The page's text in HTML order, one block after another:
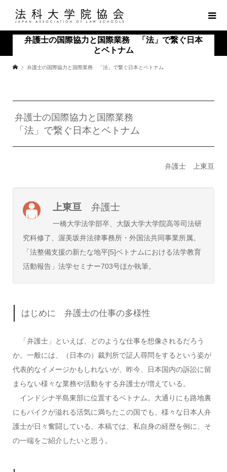
弁護士の国際協力と国際業務 「法」で繋ぐ日本
とベトナム
弁護士の国際協力と国際業務 「法」で繋ぐ日本とベトナム
弁護士の国際協力と国際業務
「法」で繋ぐ日本とベトナム
弁護士 上東亘
上東亘 弁護士
一橋大学法学部卒、大阪大学大学院高等司法研
究科修了、渥美坂井法律事務所・外国法共同事業所属。
「法整備支援の新たな地平[5]ベトナムにおける法学教育
活動報告」法学セミナー703号ほか執筆。
はじめに 弁護士の仕事の多様性
「弁護士」といえば、どのような仕事を想像されるだろう
か。一般には、（日本の）裁判所で証人尋問をするという姿が
代表的なイメージかもしれないが、昨今、日本国内の訴訟に留
まらない様々な業務や活動をする弁護士が増えている。
インドシナ半島東部に位置するベトナム。大通りにも路地裏
にもバイクが溢れる活気に満ちたこの国でも、様々な日本人弁
護士が日々奮闘している。本稿では、私自身の経歴を例に、そ
の一端をご紹介したいと思う。